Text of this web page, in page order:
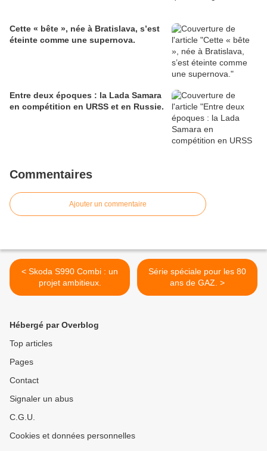
Cette « bête », née à Bratislava, s’est
éteinte comme une supernova.
Entre deux époques : la Lada Samara
en compétition en URSS et en Russie.
Commentaires
Ajouter un commentaire
< Skoda S990 Combi : un
projet ambitieux.
Série spéciale pour les 80
ans de GAZ. >
Hébergé par Overblog
Top articles
Pages
Contact
Signaler un abus
C.G.U.
Cookies et données personnelles